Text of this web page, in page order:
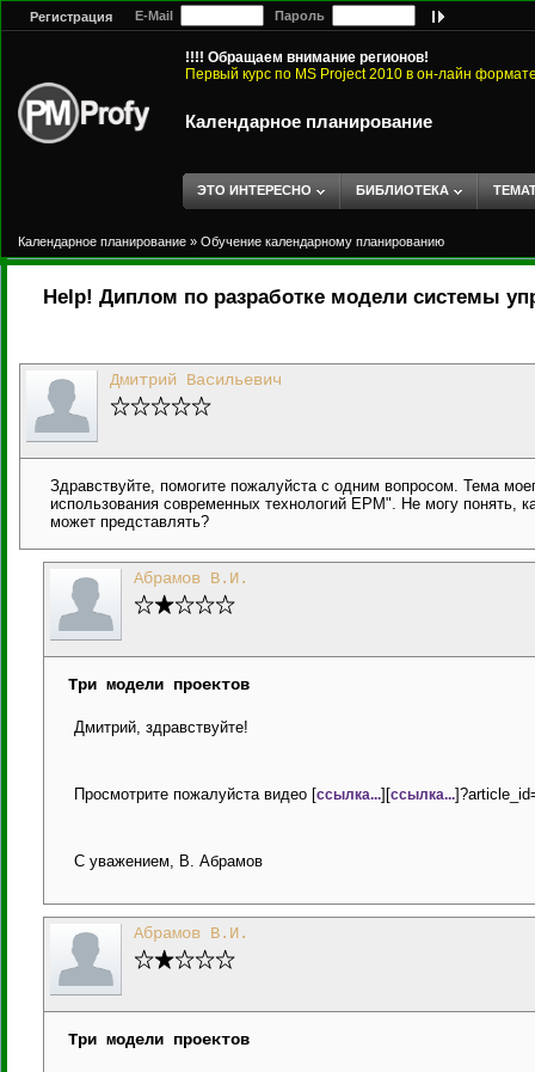
Регистрация E-Mail Пароль
!!!! Обращаем внимание регионов!
Первый курс по MS Project 2010 в он-лайн
Календарное планирование
ЭТО ИНТЕРЕСНО БИБЛИОТЕКА
Календарное планирование » Обучение календарному планированию
Help! Диплом по разработке модели системы
Дмитрий Васильевич
Здравствуйте, помогите пожалуйста с одним вопросом. Тема
использования современных технологий ЕРМ". Не могу понять,
может представлять?
Абрамов В.И.
Три модели проектов
Дмитрий, здравствуйте!
Просмотрите пожалуйста видео [ссылка...][ссылка...
С уважением, В. Абрамов
Абрамов В.И.
Три модели проектов